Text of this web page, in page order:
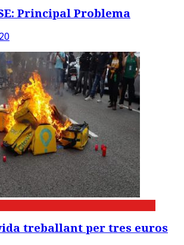
Principal Problema
treballant per tres euros